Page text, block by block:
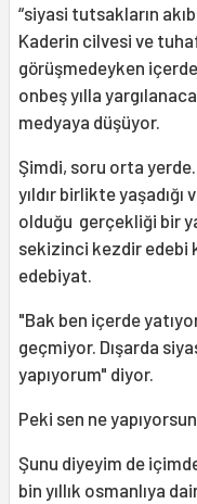
“siyasi tutsakların
Kaderin cilvesi ve
görüşmedeyken
onbeş yılla
medyaya düşüyor.
Şimdi, soru orta yerde.
yıldır birlikte
olduğu gerçekliği bir
sekizinci kezdir edebi
edebiyat.
"Bak ben içerde
geçmiyor. Dışarda
yapıyorum" diyor.
Peki sen ne
Şunu diyeyim de
bin yıllık osmanlıya